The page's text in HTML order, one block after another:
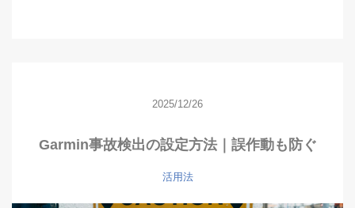
2025/12/26
Garmin事故検出の設定方法｜誤作動も防ぐ
活用法